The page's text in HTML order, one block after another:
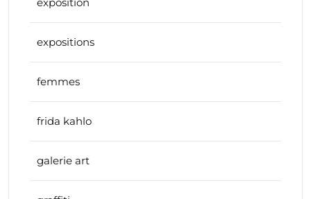
expositions
femmes
frida kahlo
galerie art